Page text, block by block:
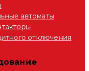
автоматы
отключения